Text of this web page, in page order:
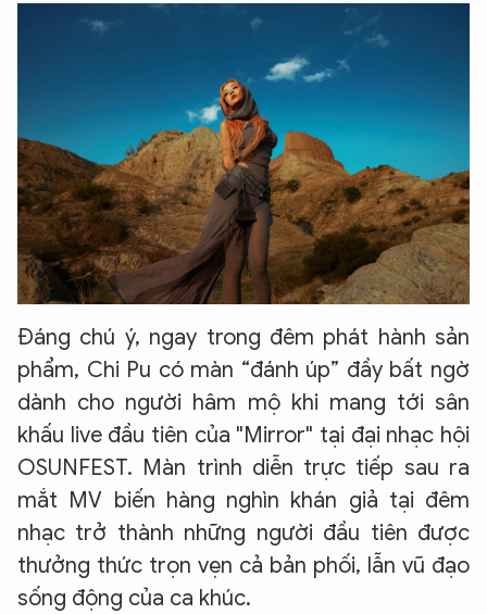
Đáng chú ý, ngay trong đêm phát hành sản
phẩm, Chi Pu có màn “đánh úp” đầy bất ngờ
dành cho người hâm mộ khi mang tới sân
khấu live đầu tiên của "Mirror" tại đại nhạc hội
OSUNFEST. Màn trình diễn trực tiếp sau ra
mắt MV biến hàng nghìn khán giả tại đêm
nhạc trở thành những người đầu tiên được
thưởng thức trọn vẹn cả bản phối, lẫn vũ đạo
sống động của ca khúc.